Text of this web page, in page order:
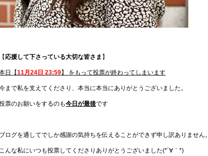
応援して下さっている大切な皆さま 】
日【11月24日 23:59】 をもって投票が終わってしまいます
まで私を支えてくださり、本当に本当にありがとうございました。
票のお願いをするのも今日が最後です
ログを通してでしか感謝の気持ちを伝えることができず申し訳ありません。
んな私にいつも投票してくださりありがとうございました(*´∀｀*)